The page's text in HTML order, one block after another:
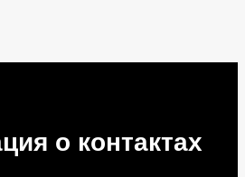
о контактах